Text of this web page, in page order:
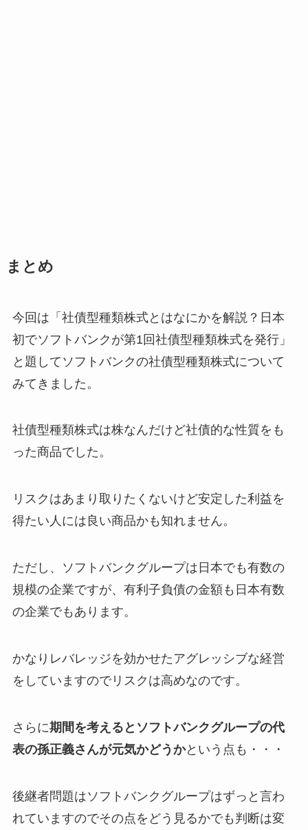
まとめ
今回は「社債型種類株式とはなにかを解説？日本
初でソフトバンクが第1回社債型種類株式を発行」
と題してソフトバンクの社債型種類株式について
みてきました。
社債型種類株式は株なんだけど社債的な性質をも
った商品でした。
リスクはあまり取りたくないけど安定した利益を
得たい人には良い商品かも知れません。
ただし、ソフトバンクグループは日本でも有数の
規模の企業ですが、有利子負債の金額も日本有数
の企業でもあります。
かなりレバレッジを効かせたアグレッシブな経営
をしていますのでリスクは高めなのです。
さらに期間を考えるとソフトバンクグループの代
表の孫正義さんが元気かどうかという点も・・・
後継者問題はソフトバンクグループはずっと言わ
れていますのでその点をどう見るかでも判断は変